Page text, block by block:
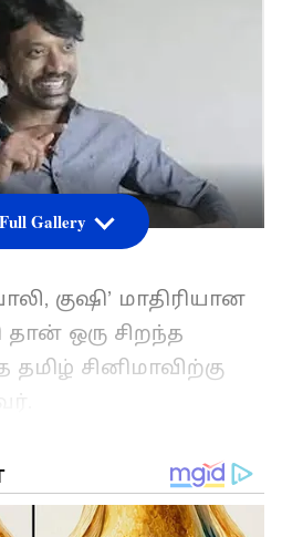
குஷி’ மாதிரியான
ஒரு சிறந்த
சினிமாவிற்கு
ஐ உங்கள் முதன்மைத்
Gallery